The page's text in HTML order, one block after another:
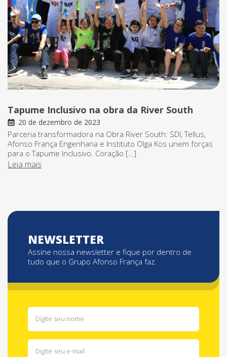
Tapume Inclusivo na obra da River South
20 de dezembro de 2023
Parceria transformadora na Obra River South: SDI, Tellus,
Afonso França Engenharia e Instituto Olga Kos unem forças
para o Tapume Inclusivo. Coração […]
Leia mais
NEWSLETTER
Assine nossa newsletter e fique por dentro de
tudo que o Grupo Afonso França faz.